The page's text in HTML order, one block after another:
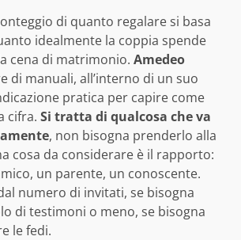
di quanto regalare si basa
idealmente la coppia spende
cena di matrimonio. Amedeo
di manuali, all’interno di un suo
pratica per capire come
cifra. Si tratta di qualcosa che va
, non bisogna prenderlo alla
cosa da considerare è il rapporto:
un parente, un conoscente.
numero di invitati, se bisogna
di testimoni o meno, se bisogna
le fedi.